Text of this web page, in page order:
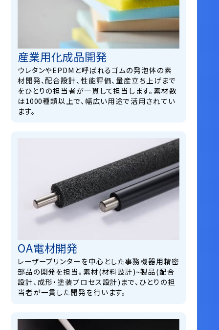
産業用化成品開発
ウレタンやEPDMと呼ばれるゴムの発泡体の素
材開発、配合設計、性能評価、量産立ち上げまで
をひとりの担当者が一貫して担当します。素材数
は1000種類以上で、幅広い用途で活用されてい
ます。
OA電材開発
レーザープリンターを中心とした事務機器用精密
部品の開発を担当。素材(材料設計)~製品(配合
設計、成形・塗装プロセス設計)まで、ひとりの担
当者が一貫した開発を行います。